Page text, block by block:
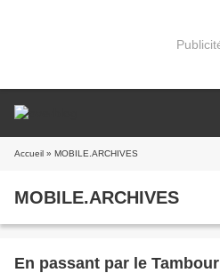
Accueil » MOBILE.ARCHIVES
MOBILE.ARCHIVES
En passant par le